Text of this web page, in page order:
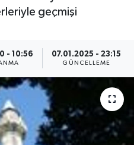
geçmişi
- 10:56 07.01.2025 - 23:15
GÜNCELLEME